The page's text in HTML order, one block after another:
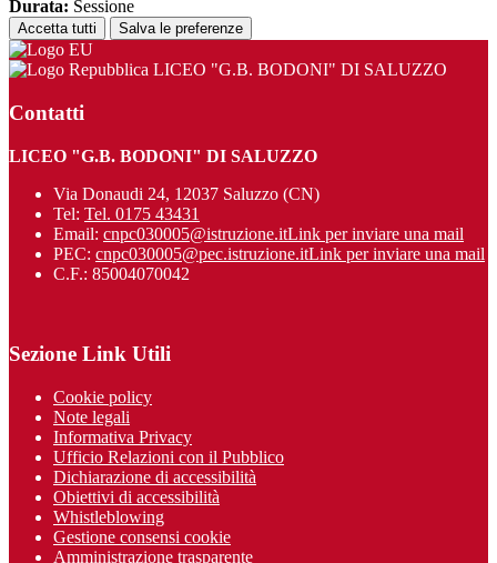
Durata: Sessione
Accetta tutti Salva le preferenze
LICEO "G.B. BODONI" DI SALUZZO
Contatti
LICEO "G.B. BODONI" DI SALUZZO
Via Donaudi 24, 12037 Saluzzo (CN)
Tel: Tel. 0175 43431
Email: cnpc030005@istruzione.itLink per inviare una mail
PEC: cnpc030005@pec.istruzione.itLink per inviare una mail
C.F.: 85004070042
Sezione Link Utili
Cookie policy
Note legali
Informativa Privacy
Ufficio Relazioni con il Pubblico
Dichiarazione di accessibilità
Obiettivi di accessibilità
Whistleblowing
Gestione consensi cookie
Amministrazione trasparente